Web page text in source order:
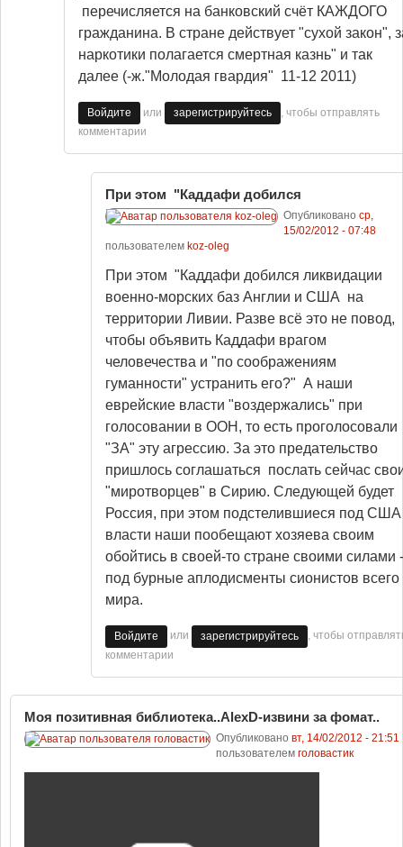
перечисляется на банковский счёт КАЖДОГО
гражданина. В стране действует "сухой закон",
наркотики полагается смертная казнь" и так
далее (-ж."Молодая гвардия" 11-12 2011)
Войдите или зарегистрируйтесь
, чтобы отправлять
комментарии
При этом "Каддафи добился
Опубликовано ср,
15/02/2012 - 07:48
пользователем koz-oleg
При этом "Каддафи добился ликвидации
военно-морских баз Англии и США на
территории Ливии. Разве всё это не повод,
чтобы объявить Каддафи врагом
человечества и "по соображениям
гуманности" устранить его?" А наши
еврейские власти "воздержались" при
голосовании в ООН, то есть проголосовали
"ЗА" эту агрессию. За это предательство
пришлось соглашаться послать сейчас
"миротворцев" в Сирию. Следующей будет
Россия, при этом подстелившиеся под США
власти наши пообещают хозяева своим
обойтись в своей-то стране своими силами -
под бурные аплодисменты сионистов всего
мира.
Войдите или зарегистрируйтесь
, чтобы
комментарии
Моя позитивная библиотека..AlexD-извини за фомат..
Опубликовано вт, 14/02/2012 - 21:51
пользователем головастик